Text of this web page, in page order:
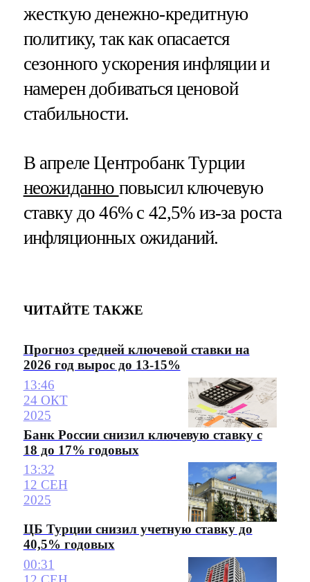
жесткую денежно-кредитную
политику, так как опасается
сезонного ускорения инфляции и
намерен добиваться ценовой
стабильности.
В апреле Центробанк Турции
неожиданно повысил ключевую
ставку до 46% с 42,5% из-за роста
инфляционных ожиданий.
ЧИТАЙТЕ ТАКЖЕ
Прогноз средней ключевой ставки на
2026 год вырос до 13-15%
13:46
24 ОКТ
2025
Банк России снизил ключевую ставку с
18 до 17% годовых
13:32
12 СЕН
2025
ЦБ Турции снизил учетную ставку до
40,5% годовых
00:31